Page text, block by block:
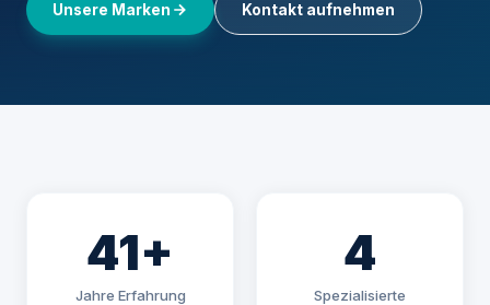
Unsere Marken Kontakt aufnehmen
41+
Jahre Erfahrung
4
Spezialisierte